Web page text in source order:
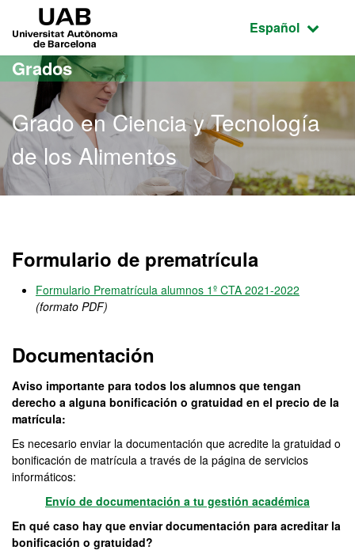
Acceso al contenido principal
Acceso a la navegación de la página
Idioma
Español
Grados
Grado en Ciencia y Tecnología
de los Alimentos
Formulario de prematrícula
Formulario Prematrícula alumnos 1º CTA 2021-2022
(formato PDF)
Documentación
Aviso importante para todos los alumnos que tengan
derecho a alguna bonificación o gratuidad en el precio de la
matrícula:
Es necesario enviar la documentación que acredite la gratuidad o
bonificación de matrícula a través de la página de servicios
informáticos:
Envío de documentación a tu gestión académica
En qué caso hay que enviar documentación para acreditar la
bonificación o gratuidad?